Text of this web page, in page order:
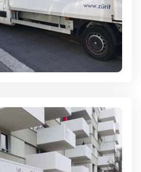
- Für Privatumzüge